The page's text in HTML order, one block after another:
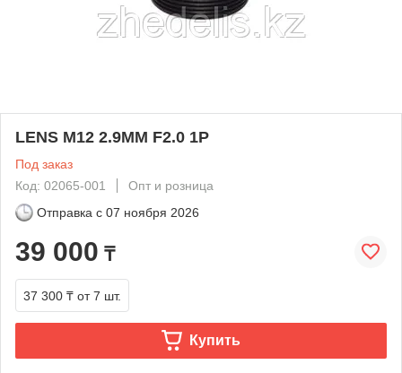
LENS M12 2.9MM F2.0 1P
Под заказ
Код: 02065-001
Опт и розница
Отправка с 07 ноября 2026
39 000 ₸
37 300 ₸ от 7 шт.
Купить